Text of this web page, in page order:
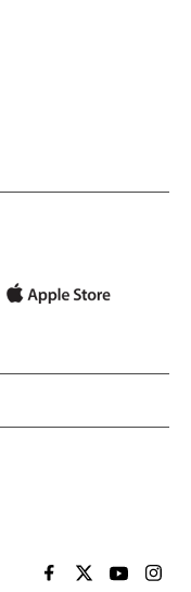
EL PAÍS BRASIL EN
EL PAÍSEL PAÍS
EL